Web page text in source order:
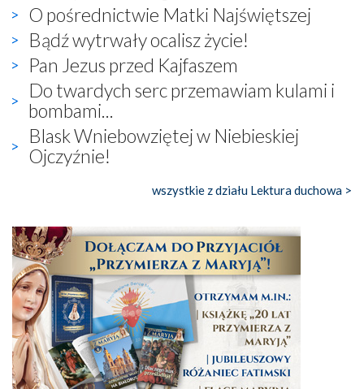
O pośrednictwie Matki Najświętszej
Bądź wytrwały ocalisz życie!
Pan Jezus przed Kajfaszem
Do twardych serc przemawiam kulami i
bombami...
Blask Wniebowziętej w Niebieskiej
Ojczyźnie!
wszystkie z działu Lektura duchowa >